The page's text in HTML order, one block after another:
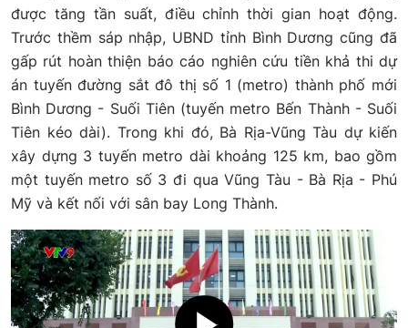
được tăng tần suất, điều chỉnh thời gian hoạt động.
Trước thềm sáp nhập, UBND tỉnh Bình Dương cũng đã
gấp rút hoàn thiện báo cáo nghiên cứu tiền khả thi dự
án tuyến đường sắt đô thị số 1 (metro) thành phố mới
Bình Dương - Suối Tiên (tuyến metro Bến Thành - Suối
Tiên kéo dài). Trong khi đó, Bà Rịa-Vũng Tàu dự kiến
xây dựng 3 tuyến metro dài khoảng 125 km, bao gồm
một tuyến metro số 3 đi qua Vũng Tàu - Bà Rịa - Phú
Mỹ và kết nối với sân bay Long Thành.